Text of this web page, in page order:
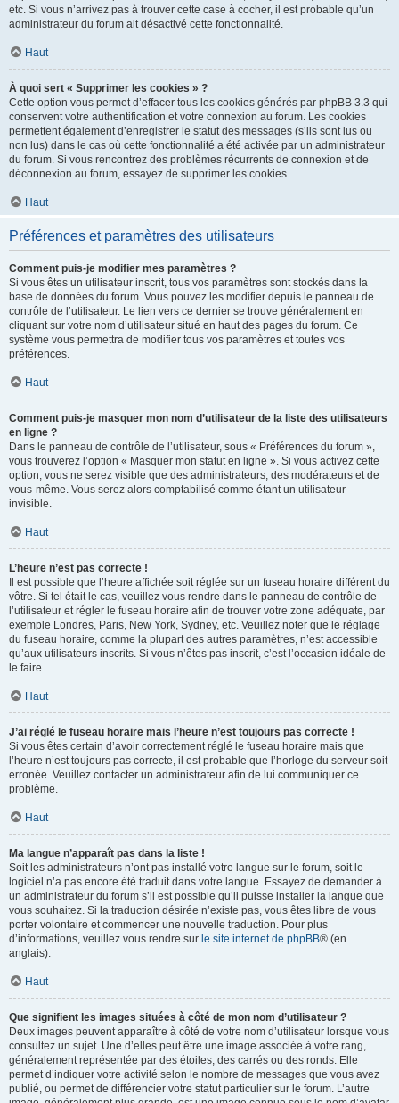
etc. Si vous n’arrivez pas à trouver cette case à cocher, il est probable qu’un
administrateur du forum ait désactivé cette fonctionnalité.
Haut
À quoi sert « Supprimer les cookies » ?
Cette option vous permet d’effacer tous les cookies générés par phpBB 3.3 qui
conservent votre authentification et votre connexion au forum. Les cookies
permettent également d’enregistrer le statut des messages (s’ils sont lus ou
non lus) dans le cas où cette fonctionnalité a été activée par un administrateur
du forum. Si vous rencontrez des problèmes récurrents de connexion et de
déconnexion au forum, essayez de supprimer les cookies.
Haut
Préférences et paramètres des utilisateurs
Comment puis-je modifier mes paramètres ?
Si vous êtes un utilisateur inscrit, tous vos paramètres sont stockés dans la
base de données du forum. Vous pouvez les modifier depuis le panneau de
contrôle de l’utilisateur. Le lien vers ce dernier se trouve généralement en
cliquant sur votre nom d’utilisateur situé en haut des pages du forum. Ce
système vous permettra de modifier tous vos paramètres et toutes vos
préférences.
Haut
Comment puis-je masquer mon nom d’utilisateur de la liste des utilisateurs
en ligne ?
Dans le panneau de contrôle de l’utilisateur, sous « Préférences du forum »,
vous trouverez l’option « Masquer mon statut en ligne ». Si vous activez cette
option, vous ne serez visible que des administrateurs, des modérateurs et de
vous-même. Vous serez alors comptabilisé comme étant un utilisateur
invisible.
Haut
L’heure n’est pas correcte !
Il est possible que l’heure affichée soit réglée sur un fuseau horaire différent du
vôtre. Si tel était le cas, veuillez vous rendre dans le panneau de contrôle de
l’utilisateur et régler le fuseau horaire afin de trouver votre zone adéquate, par
exemple Londres, Paris, New York, Sydney, etc. Veuillez noter que le réglage
du fuseau horaire, comme la plupart des autres paramètres, n’est accessible
qu’aux utilisateurs inscrits. Si vous n’êtes pas inscrit, c’est l’occasion idéale de
le faire.
Haut
J’ai réglé le fuseau horaire mais l’heure n’est toujours pas correcte !
Si vous êtes certain d’avoir correctement réglé le fuseau horaire mais que
l’heure n’est toujours pas correcte, il est probable que l’horloge du serveur soit
erronée. Veuillez contacter un administrateur afin de lui communiquer ce
problème.
Haut
Ma langue n’apparaît pas dans la liste !
Soit les administrateurs n’ont pas installé votre langue sur le forum, soit le
logiciel n’a pas encore été traduit dans votre langue. Essayez de demander à
un administrateur du forum s’il est possible qu’il puisse installer la langue que
vous souhaitez. Si la traduction désirée n’existe pas, vous êtes libre de vous
porter volontaire et commencer une nouvelle traduction. Pour plus
d’informations, veuillez vous rendre sur le site internet de phpBB® (en
anglais).
Haut
Que signifient les images situées à côté de mon nom d’utilisateur ?
Deux images peuvent apparaître à côté de votre nom d’utilisateur lorsque vous
consultez un sujet. Une d’elles peut être une image associée à votre rang,
généralement représentée par des étoiles, des carrés ou des ronds. Elle
permet d’indiquer votre activité selon le nombre de messages que vous avez
publié, ou permet de différencier votre statut particulier sur le forum. L’autre